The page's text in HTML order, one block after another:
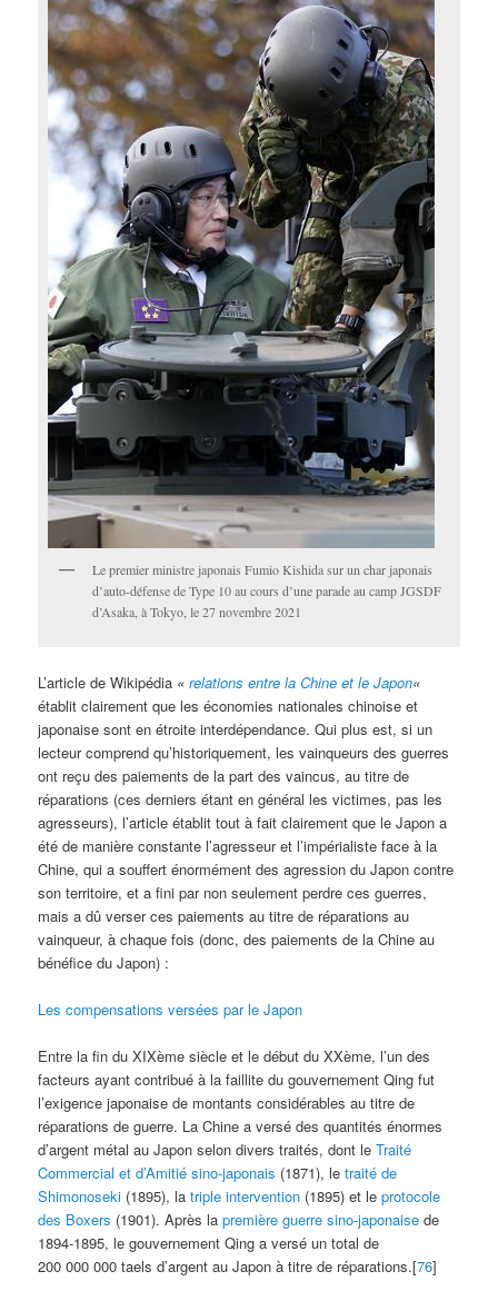
Le premier ministre japonais Fumio Kishida sur un char japonais
d’auto-défense de Type 10 au cours d’une parade au camp JGSDF
d’Asaka, à Tokyo, le 27 novembre 2021
L’article de Wikipédia «relations entre la Chine et le Japon«
établit clairement que les économies nationales chinoise et
japonaise sont en étroite interdépendance. Qui plus est, si un
lecteur comprend qu’historiquement, les vainqueurs des guerres
ont reçu des paiements de la part des vaincus, au titre de
réparations (ces derniers étant en général les victimes, pas les
agresseurs), l’article établit tout à fait clairement que le Japon a
été de manière constante l’agresseur et l’impérialiste face à la
Chine, qui a souffert énormément des agression du Japon contre
son territoire, et a fini par non seulement perdre ces guerres,
mais a dû verser ces paiements au titre de réparations au
vainqueur, à chaque fois (donc, des paiements de la Chine au
bénéfice du Japon) :
Les compensations versées par le Japon
Entre la fin du XIXème siècle et le début du XXème, l’un des
facteurs ayant contribué à la faillite du gouvernement Qing fut
l’exigence japonaise de montants considérables au titre de
réparations de guerre. La Chine a versé des quantités énormes
d’argent métal au Japon selon divers traités, dont leTraité
Commercial et d’Amitié sino-japonais (1871), letraité de
Shimonoseki (1895), latriple intervention (1895) et leprotocole
des Boxers (1901). Après lapremière guerre sino-japonaise de
1894-1895, le gouvernement Qing a versé un total de
200 000 000 taels d’argent au Japon à titre de réparations.[76]